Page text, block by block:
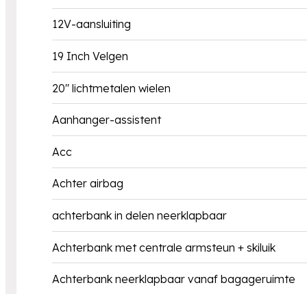
12V-aansluiting
19 Inch Velgen
20'' lichtmetalen wielen
Aanhanger-assistent
Acc
Achter airbag
achterbank in delen neerklapbaar
Achterbank met centrale armsteun + skiluik
Achterbank neerklapbaar vanaf bagageruimte